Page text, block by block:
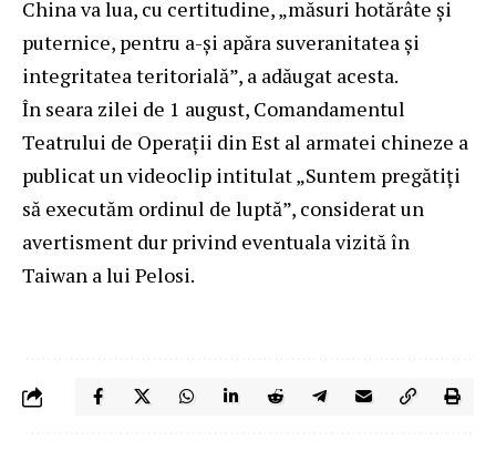
China va lua, cu certitudine, „măsuri hotărâte și
puternice, pentru a-și apăra suveranitatea și
integritatea teritorială”, a adăugat acesta.
În seara zilei de 1 august, Comandamentul
Teatrului de Operații din Est al armatei chineze a
publicat un videoclip intitulat „Suntem pregătiți
să executăm ordinul de luptă”, considerat un
avertisment dur privind eventuala vizită în
Taiwan a lui Pelosi.